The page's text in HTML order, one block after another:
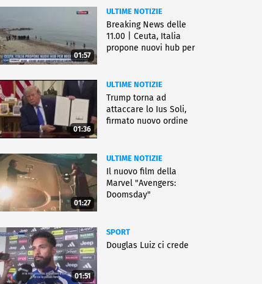
01:57
ULTIME NOTIZIE
Breaking News delle
11.00 | Ceuta, Italia
propone nuovi hub per
01:36
ULTIME NOTIZIE
Trump torna ad
attaccare lo Ius Soli,
firmato nuovo ordine
01:27
ULTIME NOTIZIE
Il nuovo film della
Marvel "Avengers:
Doomsday"
01:51
SPORT
Douglas Luiz ci crede